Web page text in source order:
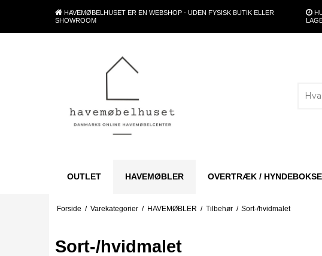
HAVEMØBELHUSET ER EN WEBSHOP - UDEN FYSISK BUTIK ELLER
SHOWROOM
OUTLET HAVEMØBLER OVERTRÆK / HYNDEBOKSE
Forside / Varekategorier / HAVEMØBLER / Tilbehør / Sort-/hvidmalet
Sort-/hvidmalet